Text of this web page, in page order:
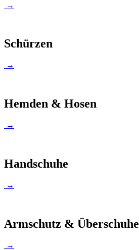
→
Schürzen
→
Hemden & Hosen
→
Handschuhe
→
Armschutz & Überschuhe
→